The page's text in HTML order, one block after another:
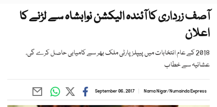
آصف زرداری کا آئندہ الیکشن نوابشاہ سے لڑنے کا
اعلان
2018 کے عام انتخابات میں پیپلز پارٹی ملک بھر سے کامیابی حاصل کرے گی،
عشائیہ سے خطاب
Nama Nigar/Numainda Express
September 06, 2017